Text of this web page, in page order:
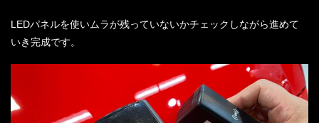
LEDパネルを使いムラが残っていないかチェックしながら進めて
いき完成です。